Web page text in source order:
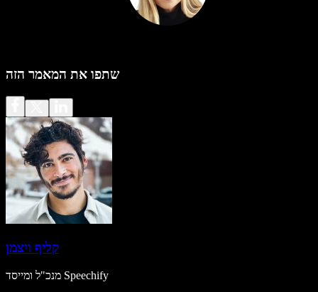
שתפו את המאמר הזה
קליף ויצמן
מנכ"ל ומייסד Speechify